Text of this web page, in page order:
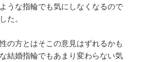
うな指輪でも気にしなくなるので
た。
の方とはそこの意見はずれるかも
結婚指輪でもあまり変わらない気